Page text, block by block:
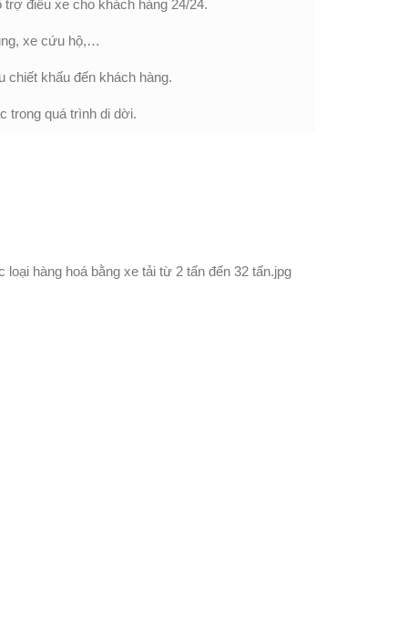
điều xe cho khách hàng 24/24.
xe cứu hộ,…
chiết khấu đến khách hàng.
trong quá trình di dời.